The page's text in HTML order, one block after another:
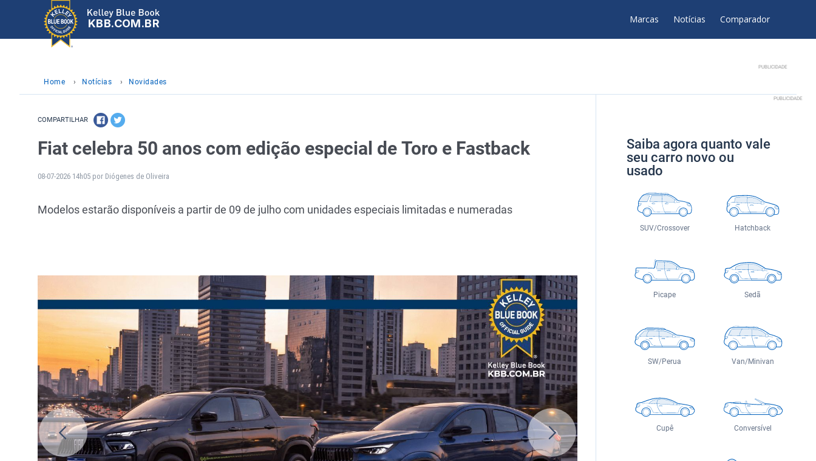
KBB.COM.BR Marcas Notícias Comparador
PUBLICIDADE
Home › Notícias › Novidades
COMPARTILHAR
Fiat celebra 50 anos com edição especial de Toro e Fastback
08-07-2026 14h05 por Diógenes de Oliveira
Modelos estarão disponíveis a partir de 09 de julho com unidades especiais limitadas e numeradas
PUBLICIDADE
Saiba agora quanto vale
seu carro novo ou
usado
SUV/Crossover Hatchback
Picape Sedã
SW/Perua Van/Minivan
Cupê Conversível